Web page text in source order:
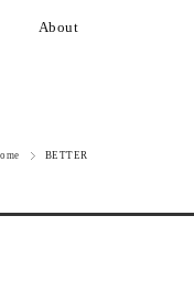
About
BETTER